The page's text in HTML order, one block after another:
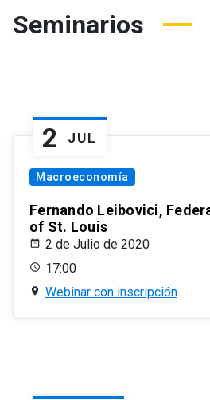
Seminarios
2 JUL
Macroeconomía
Fernando Leibovici,
of St. Louis
2 de Julio de 2020
17:00
Webinar con inscripción